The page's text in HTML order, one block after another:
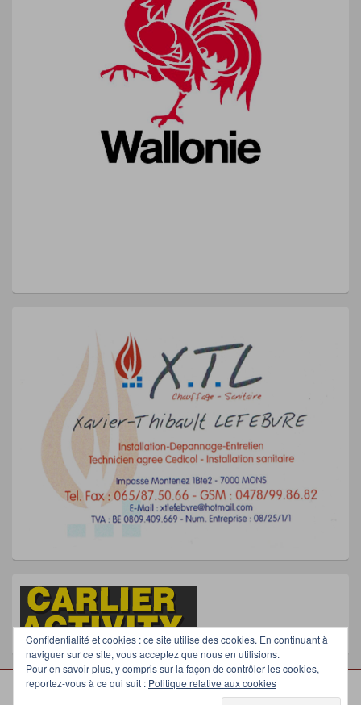
Confidentialité et cookies : ce site utilise des cookies. En continuant à
naviguer sur ce site, vous acceptez que nous en utilisions.
Pour en savoir plus, y compris sur la façon de contrôler les cookies,
reportez-vous à ce qui suit : Politique relative aux cookies